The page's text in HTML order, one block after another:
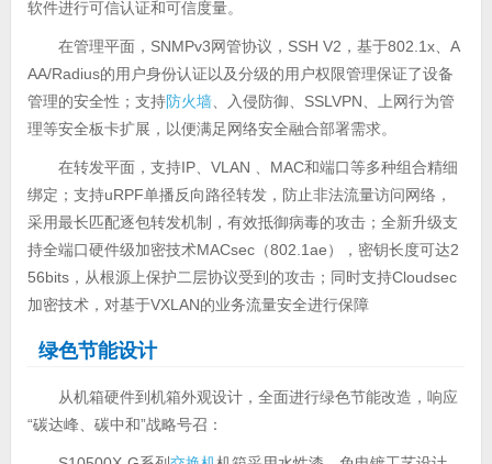
软件进行可信认证和可信度量。
在管理平面，SNMPv3网管协议，SSH V2，基于802.1x、A
AA/Radius的用户身份认证以及分级的用户权限管理保证了设备
管理的安全性；支持防火墙、入侵防御、SSLVPN、上网行为管
理等安全板卡扩展，以便满足网络安全融合部署需求。
在转发平面，支持IP、VLAN 、MAC和端口等多种组合精细
绑定；支持uRPF单播反向路径转发，防止非法流量访问网络，
采用最长匹配逐包转发机制，有效抵御病毒的攻击；全新升级支
持全端口硬件级加密技术MACsec（802.1ae），密钥长度可达2
56bits，从根源上保护二层协议受到的攻击；同时支持Cloudsec
加密技术，对基于VXLAN的业务流量安全进行保障
绿色节能设计
从机箱硬件到机箱外观设计，全面进行绿色节能改造，响应
“碳达峰、碳中和”战略号召：